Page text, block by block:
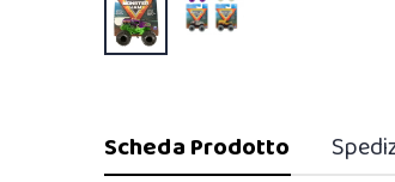
Scheda Prodotto